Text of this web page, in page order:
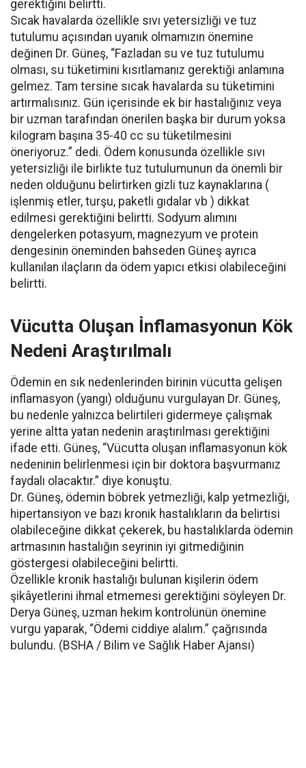
gerektiğini belirtti.
Sıcak havalarda özellikle sıvı yetersizliği ve tuz
tutulumu açısından uyanık olmamızın önemine
değinen Dr. Güneş, “Fazladan su ve tuz tutulumu
olması, su tüketimini kısıtlamanız gerektiği anlamına
gelmez. Tam tersine sıcak havalarda su tüketimini
artırmalısınız. Gün içerisinde ek bir hastalığınız veya
bir uzman tarafından önerilen başka bir durum yoksa
kilogram başına 35-40 cc su tüketilmesini
öneriyoruz.” dedi. Ödem konusunda özellikle sıvı
yetersizliği ile birlikte tuz tutulumunun da önemli bir
neden olduğunu belirtirken gizli tuz kaynaklarına (
işlenmiş etler, turşu, paketli gıdalar vb ) dikkat
edilmesi gerektiğini belirtti. Sodyum alımını
dengelerken potasyum, magnezyum ve protein
dengesinin öneminden bahseden Güneş ayrıca
kullanılan ilaçların da ödem yapıcı etkisi olabileceğini
belirtti.
Vücutta Oluşan İnflamasyonun Kök
Nedeni Araştırılmalı
Ödemin en sık nedenlerinden birinin vücutta gelişen
inflamasyon (yangı) olduğunu vurgulayan Dr. Güneş,
bu nedenle yalnızca belirtileri gidermeye çalışmak
yerine altta yatan nedenin araştırılması gerektiğini
ifade etti. Güneş, “Vücutta oluşan inflamasyonun kök
nedeninin belirlenmesi için bir doktora başvurmanız
faydalı olacaktır.” diye konuştu.
Dr. Güneş, ödemin böbrek yetmezliği, kalp yetmezliği,
hipertansiyon ve bazı kronik hastalıkların da belirtisi
olabileceğine dikkat çekerek, bu hastalıklarda ödemin
artmasının hastalığın seyrinin iyi gitmediğinin
göstergesi olabileceğini belirtti.
Özellikle kronik hastalığı bulunan kişilerin ödem
şikâyetlerini ihmal etmemesi gerektiğini söyleyen Dr.
Derya Güneş, uzman hekim kontrolünün önemine
vurgu yaparak, “Ödemi ciddiye alalım.” çağrısında
bulundu. (BSHA / Bilim ve Sağlık Haber Ajansı)